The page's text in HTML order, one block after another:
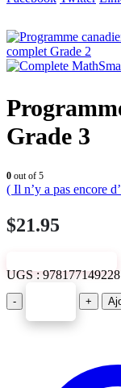
complet Grade 2
Grade 3
0 out of 5
( Il n’y a pas encore
$21.95
UGS :
- +